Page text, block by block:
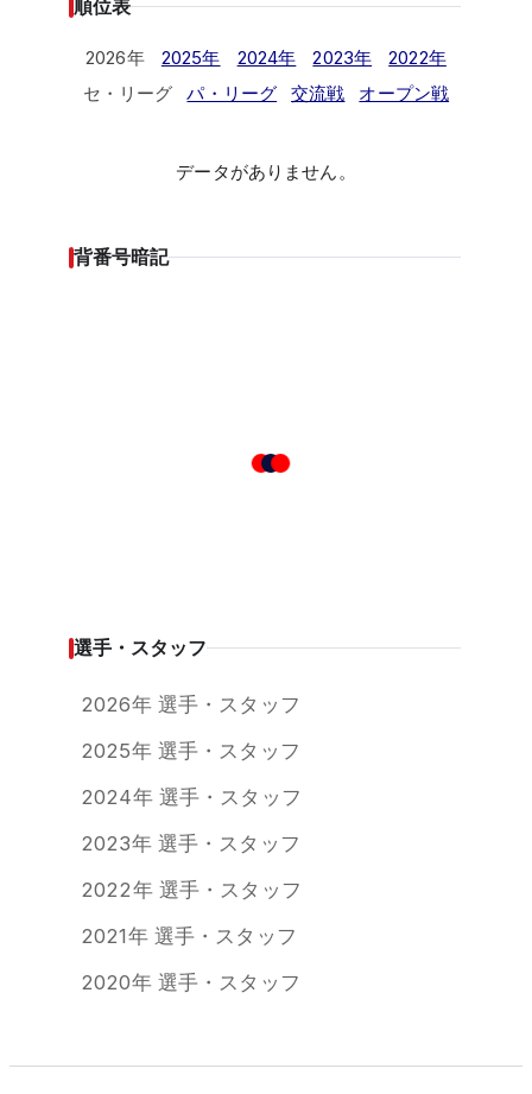
順位表
2026年 2025年 2024年 2023年
2022年
セ・リーグ
パ・リーグ 交流戦 オープン戦
データがありません。
背番号暗記
選手・スタッフ
2026年 選手・スタッフ
2025年 選手・スタッフ
2024年 選手・スタッフ
2023年 選手・スタッフ
2022年 選手・スタッフ
2021年 選手・スタッフ
2020年 選手・スタッフ